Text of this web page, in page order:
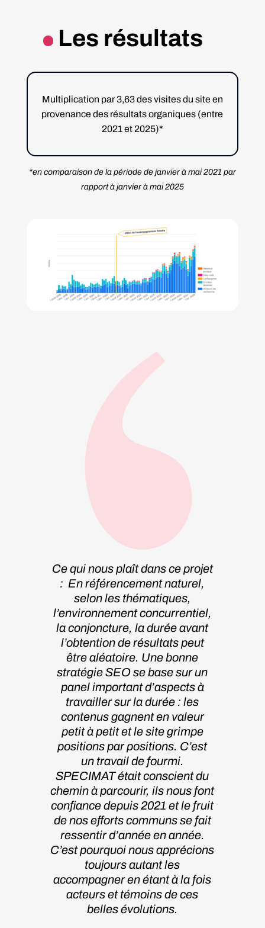
Les résultats
Multiplication par 3,63 des visitesdu site en
provenance des résultats organiques (entre
2021 et 2025)*
*en comparaison de la période de janvier à mai 2021 par
rapport à janvier à mai 2025
Ce qui nous plaît dans ce projet
: En référencement naturel,
selon les thématiques,
l’environnement concurrentiel,
la conjoncture, la durée avant
l’obtention de résultats peut
être aléatoire. Une bonne
stratégie SEO se base sur un
panel important d’aspects à
travailler sur la durée : les
contenus gagnent en valeur
petit à petit et le site grimpe
positions par positions. C’est
un travail de fourmi.
SPECIMAT était conscient du
chemin à parcourir, ils nous font
confiance depuis 2021 et le fruit
de nos efforts communs se fait
ressentir d’année en année.
C’est pourquoi nous apprécions
toujours autant les
accompagner en étant à la fois
acteurs et témoins de ces
belles évolutions.